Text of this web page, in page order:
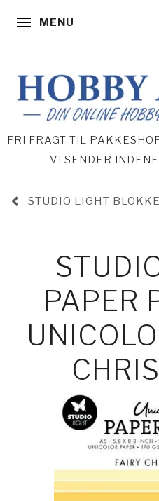
SKIFTE NAVIGATION
MENU
FRI FRAGT TIL
VI SENDER
STUDIO LIGHT BLOKKE
PAPER